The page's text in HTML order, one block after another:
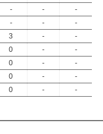
- -
-
- -
-
3 -
-
0 -
-
0 -
-
0 -
-
0 - -